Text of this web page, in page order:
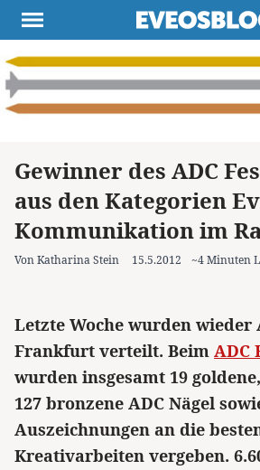
Themen Projekte
Destinationen
Über uns
Buchtipps
Newsletter
Gewinner des ADC
aus den Kategorien
Kommunikation im
Von Katharina Stein 15.5.2012 ~4 Minuten
Letzte Woche wurden wieder
Frankfurt verteilt. Beim ADC
wurden insgesamt 19
127 bronzene ADC Nägel
Auszeichnungen an die
Kreativarbeiten vergeben.